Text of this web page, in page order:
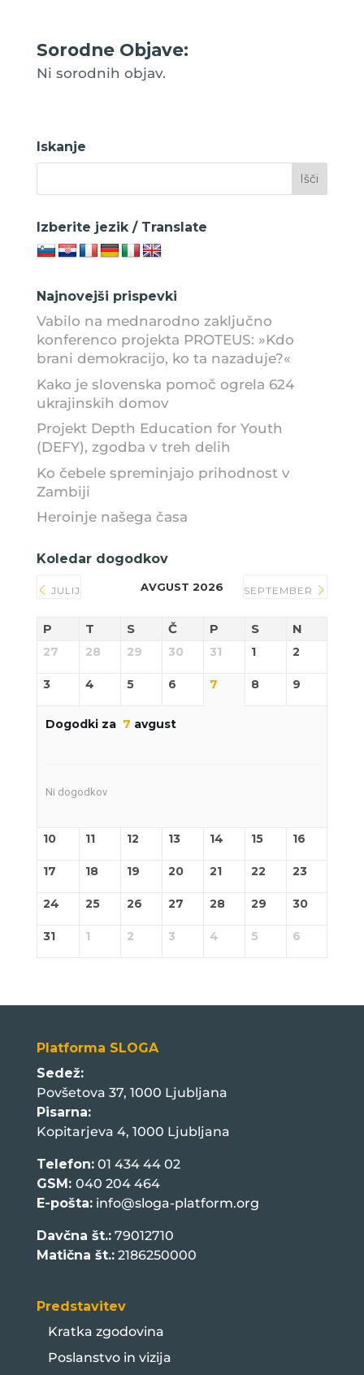
Sorodne Objave:
Ni sorodnih objav.
Iskanje
Izberite jezik / Translate
Najnovejši prispevki
Vabilo na mednarodno zaključno
konferenco projekta PROTEUS: »Kdo
brani demokracijo, ko ta nazaduje?«
Kako je slovenska pomoč ogrela 624
ukrajinskih domov
Projekt Depth Education for Youth
(DEFY), zgodba v treh delih
Ko čebele spreminjajo prihodnost v
Zambiji
Heroinje našega časa
Koledar dogodkov
JULIJ AVGUST 2026 SEPTEMBER
P T S Č P S N
27 28 29 30 31 1 2
3 4 5 6 7 8 9
Dogodki za 7 avgust
Ni dogodkov
10 11 12 13 14 15 16
17 18 19 20 21 22 23
24 25 26 27 28 29 30
31 1 2 3 4 5 6
Platforma SLOGA
Sedež:
Povšetova 37, 1000 Ljubljana
Pisarna:
Kopitarjeva 4, 1000 Ljubljana
Telefon:01 434 44 02
GSM: 040 204 464
E-pošta: info@sloga-platform.org
Davčna št.:79012710
Matična št.:2186250000
Predstavitev
Kratka zgodovina
Poslanstvo in vizija